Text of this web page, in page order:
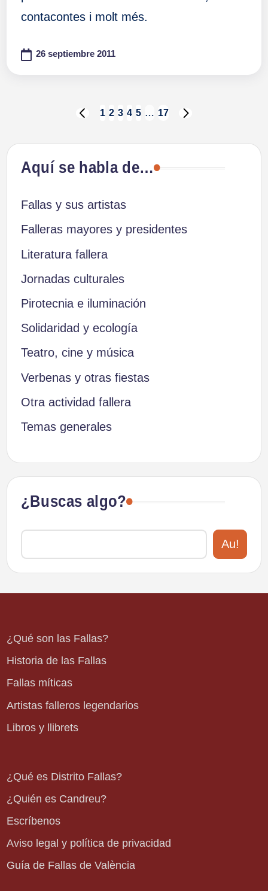
contacontes i molt més.
26 septiembre 2011
Paginación
de
entradas
PÁGINA
1 2 3 4 5 … 17
Aquí se habla de…
Fallas y sus artistas
Falleras mayores y presidentes
Literatura fallera
Jornadas culturales
Pirotecnia e iluminación
Solidaridad y ecología
Teatro, cine y música
Verbenas y otras fiestas
Otra actividad fallera
Temas generales
¿Buscas algo?
Au!
¿Qué son las Fallas?
Historia de las Fallas
Fallas míticas
Artistas falleros legendarios
Libros y llibrets
¿Qué es Distrito Fallas?
¿Quién es Candreu?
Escríbenos
Aviso legal y política de privacidad
Guía de Fallas de València